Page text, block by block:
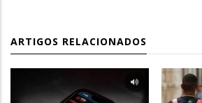
ARTIGOS RELACIONADOS